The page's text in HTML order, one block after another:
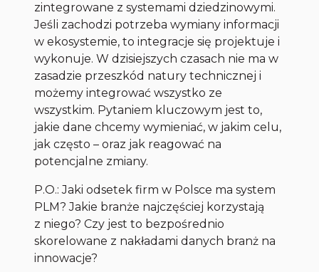
zintegrowane z systemami dziedzinowymi.
Jeśli zachodzi potrzeba wymiany informacji
w ekosystemie, to integracje się projektuje i
wykonuje. W dzisiejszych czasach nie ma w
zasadzie przeszkód natury technicznej i
możemy integrować wszystko ze
wszystkim. Pytaniem kluczowym jest to,
jakie dane chcemy wymieniać, w jakim celu,
jak często – oraz jak reagować na
potencjalne zmiany.
P.O.: Jaki odsetek firm w Polsce ma system
PLM? Jakie branże najczęściej korzystają
z niego? Czy jest to bezpośrednio
skorelowane z nakładami danych branż na
innowacje?